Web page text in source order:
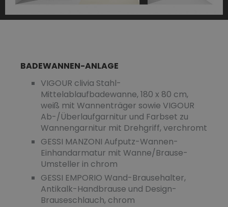
BADEWANNEN-ANLAGE
VIGOUR clivia Stahl-
Mittelablaufbadewanne, 180 x 80 cm,
weiß mit Wannenträger sowie VIGOUR
Ab-/Überlaufgarnitur und Farbset zu
Wannengarnitur mit Drehgriff, verchromt
GESSI MANZONI Aufputz-Wannen-
Einhandarmatur mit Wanne/Brause-
Umsteller in chrom
GESSI EMPORIO Wand-Brausehalter,
Antikalk-Handbrause und Design-
Brauseschlauch, chrom